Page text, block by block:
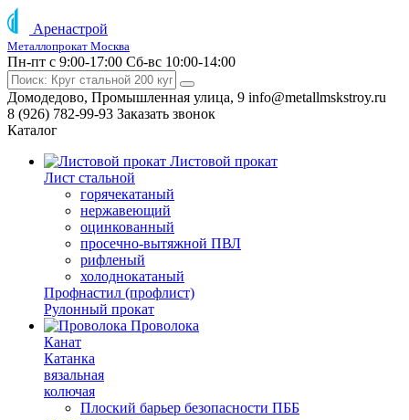
Аренастрой
Металлопрокат Москва
Пн-пт с 9:00-17:00 Сб-вс 10:00-14:00
Домодедово, Промышленная улица, 9 info@metallmskstroy.ru
8 (926) 782-99-93 Заказать звонок
Каталог
Листовой прокат
Лист стальной
горячекатаный
нержавеющий
оцинкованный
просечно-вытяжной ПВЛ
рифленый
холоднокатаный
Профнастил (профлист)
Рулонный прокат
Проволока
Канат
Катанка
вязальная
колючая
Плоский барьер безопасности ПББ